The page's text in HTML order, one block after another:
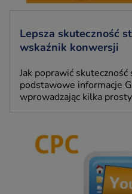
Lepsza skuteczność
wskaźnik konwersji
Jak poprawić
podstawowe informacje
wprowadzając kilka